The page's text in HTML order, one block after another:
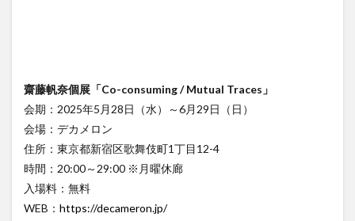
齋藤帆奈個展「Co-consuming / Mutual Traces」
会期：2025年5月28日（水）～6月29日（日）
会場：デカメロン
住所：東京都新宿区歌舞伎町1丁目12-4
時間：20:00～29:00 ※月曜休廊
入場料：無料
WEB： https://decameron.jp/